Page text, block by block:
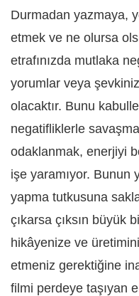
Durmadan yazmaya,
etmek ve ne olursa
etrafınızda mutlaka
yorumlar veya
olacaktır. Bunu
negatifliklerle
odaklanmak, enerjiyi
işe yaramıyor. Bunun
yapma tutkusuna
çıkarsa çıksın büyük
hikâyenize ve
etmeniz gerektiğine
filmi perdeye taşıyan